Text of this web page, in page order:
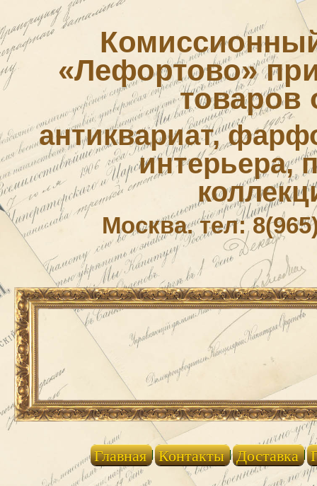
«Лефортово»
товаров
антиквариат,
интерьера,
Москва. тел:
Главная Контакты Доставка